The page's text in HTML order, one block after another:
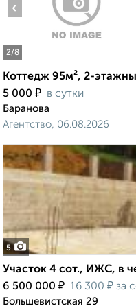
2/8
‹
Коттедж 95м², 2-
5 000 ₽ в сутки
Баранова
Агентство, 06.08.2026
5
Участок 4 сот., ИЖС, в
6 500 000 ₽ 16 300 ₽ за
Большевистская 29